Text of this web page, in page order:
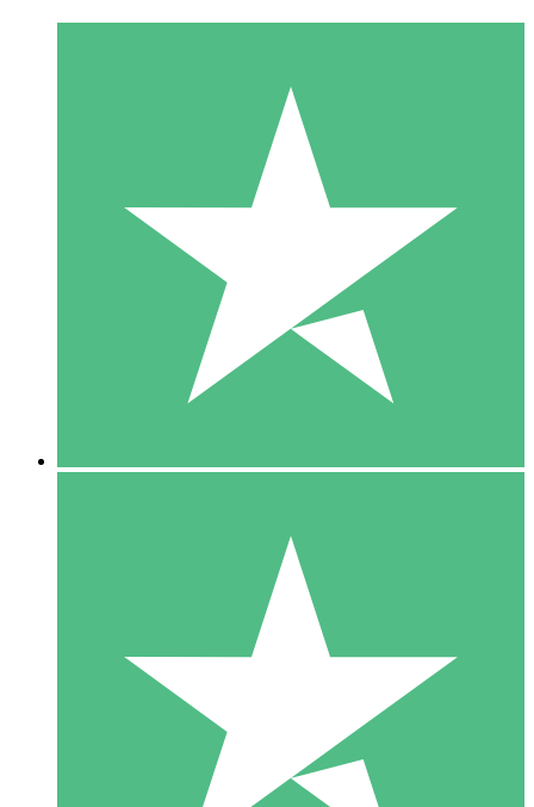
Individuella Kreditpaket
Betala per användning med nedladdningskrediter. Inget
1 Nedladdningar
10 00
10 Nedladdningar
20 00